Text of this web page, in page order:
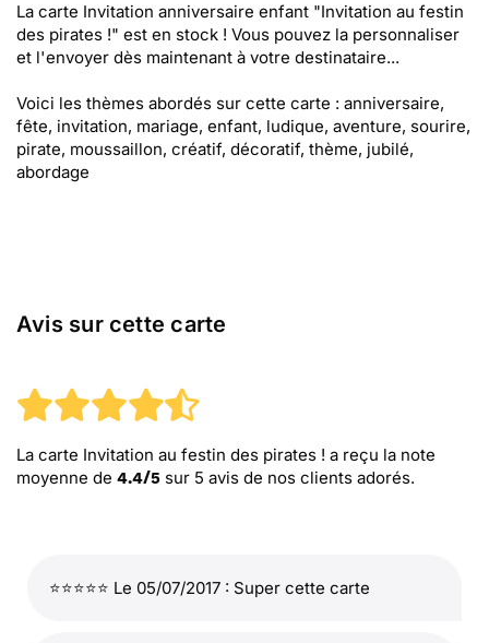
La carte Invitation anniversaire enfant "Invitation au festin
des pirates !" est en stock ! Vous pouvez la personnaliser
et l'envoyer dès maintenant à votre destinataire...
Voici les thèmes abordés sur cette carte : anniversaire,
fête, invitation, mariage, enfant, ludique, aventure, sourire,
pirate, moussaillon, créatif, décoratif, thème, jubilé,
abordage
Avis sur cette carte
La carte Invitation au festin des pirates ! a reçu la note
moyenne de 4.4/5 sur 5 avis de nos clients adorés.
⭐⭐⭐⭐⭐ Le 05/07/2017 : Super cette carte